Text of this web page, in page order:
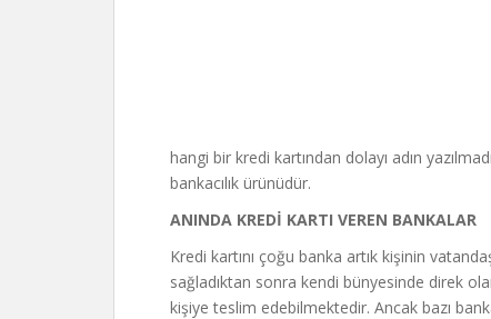
hangi bir kredi kartından dolayı adın
bankacılık ürünüdür.
ANINDA KREDİ KARTI VEREN BANKALAR
Kredi kartını çoğu banka artık kişinin
sağladıktan sonra kendi bünyesinde direk
kişiye teslim edebilmektedir. Ancak bazı